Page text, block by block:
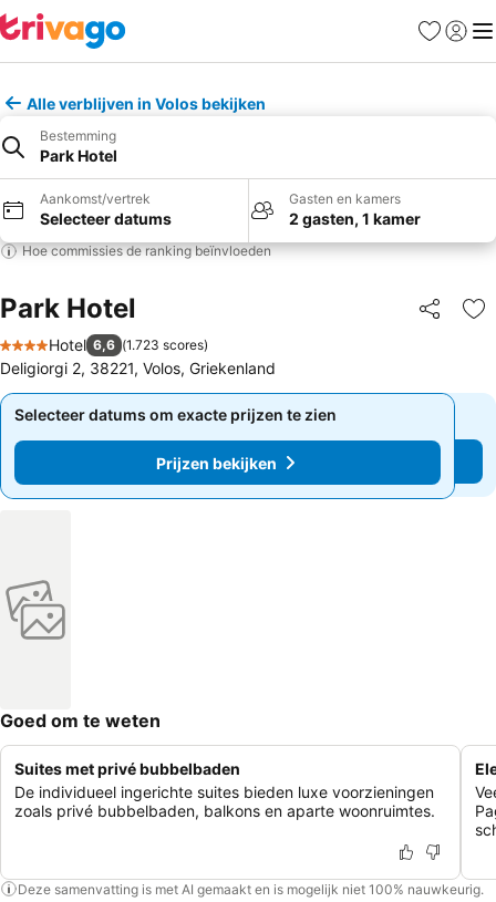
Favorieten
Alle verblijven in Volos bekijken
Bestemming
Park Hotel
Aankomst/vertrek
Selecteer datums
Gasten en kamers
2 gasten, 1 kamer
Hoe commissies de ranking beïnvloeden
Park Hotel Delen
4 Sterren
Hotel 6,6 (1.723 scores)
Deligiorgi 2, 38221, Volos, Griekenland
Selecteer datums om exacte prijzen te zien
Prijzen bekijken
Selecteer datums om exacte prijzen te zien
Prijzen bekijken
Goed om te weten
Suites met privé bubbelbaden
De individueel ingerichte suites bieden luxe voorzieningen
zoals privé bubbelbaden, balkons en aparte woonruimtes.
Deze samenvatting is met AI gemaakt en is mogelijk niet 100% nauwkeurig.